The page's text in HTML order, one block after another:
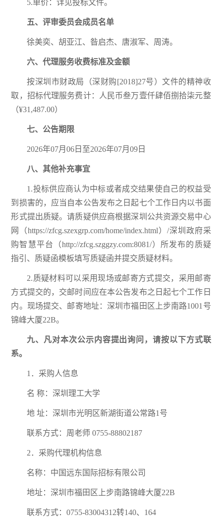
5.单价：详见投标文件。
五、评审委员会成员名单
徐美奕、胡亚江、昝启杰、唐淑军、周涛。
六、代理服务收费标准及金额
按深圳市财政局（深财购[2018]27号）文件的精神收
取，招标代理服务费计：人民币叁万壹仟肆佰捌拾柒元整
（¥31,487.00）
七、公告期限
2026年07月06日至2026年07月09日
八、其他补充事宜
1.投标供应商认为中标或者成交结果使自己的权益受
到损害的，应当自本公告发布之日起七个工作日内以书面
形式提出质疑。请质疑供应商根据深圳公共资源交易中心
网（https://zfcg.szexgrp.com/home/index.html）/深圳政府采
购智慧平台（http://zfcg.szggzy.com:8081/）所发布的质疑
指引、质疑函模板填写质疑函并提交质疑材料。
2.质疑材料可以采用现场或邮寄方式提交，采用邮寄
方式提交的，交邮时间应在本公告发布之日起七个工作日
内。现场提交、邮寄地址：深圳市福田区上步南路1001号
锦峰大厦22B。
九、凡对本次公示内容提出询问，请按以下方式联
系。
1．采购人信息
名 称：深圳理工大学
地 址：深圳市光明区新湖街道公常路1号
联系方式：周老师 0755-88802187
2．采购代理机构信息
名称：中国远东国际招标有限公司
地址：深圳市福田区上步南路锦峰大厦22B
联系方式：0755-83004312转140、164